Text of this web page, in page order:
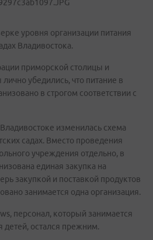
уровня организации питания
Владивостока.
приморской столицы и
убедились, что питание в
в строгом соответствии с
изменилась схема
садах. Вместо проведения
учреждения отдельно, в
единая закупка на
закупкой и поставкой продуктов
занимается одна организация.
персонал, который занимается
остался прежним.